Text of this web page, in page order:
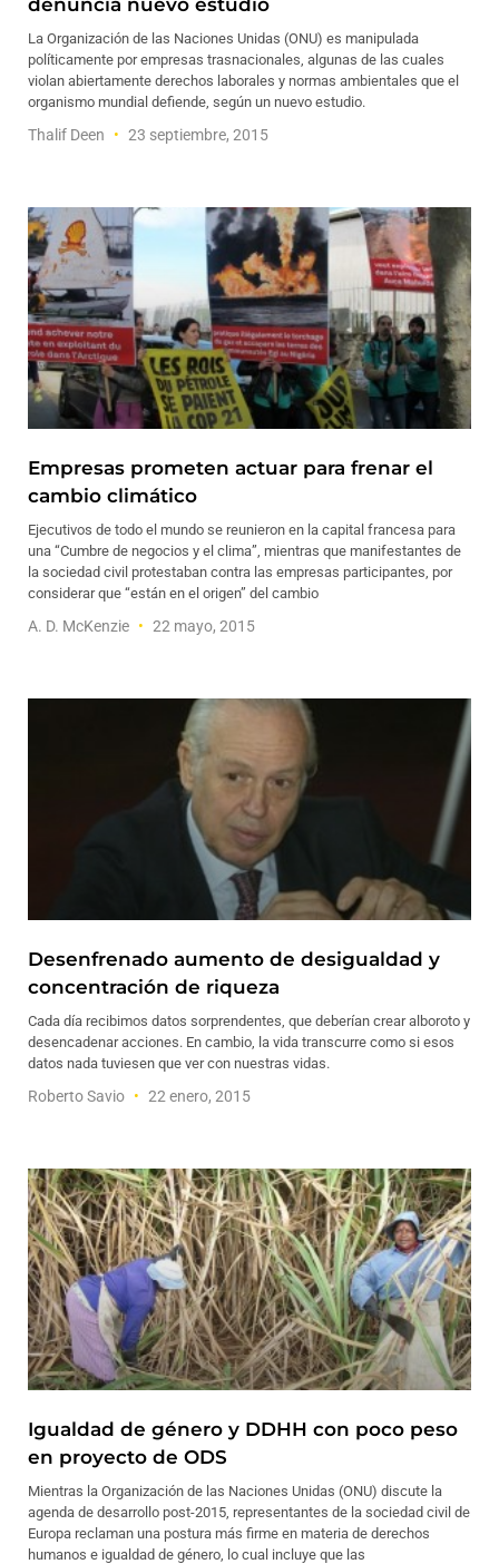
denuncia nuevo estudio
La Organización de las Naciones Unidas (ONU) es manipulada
políticamente por empresas trasnacionales, algunas de las cuales
violan abiertamente derechos laborales y normas ambientales que el
organismo mundial defiende, según un nuevo estudio.
Thalif Deen 23 septiembre, 2015
Empresas prometen actuar para frenar el
cambio climático
Ejecutivos de todo el mundo se reunieron en la capital francesa para
una “Cumbre de negocios y el clima”, mientras que manifestantes de
la sociedad civil protestaban contra las empresas participantes, por
considerar que “están en el origen” del cambio
A. D. McKenzie 22 mayo, 2015
Desenfrenado aumento de desigualdad y
concentración de riqueza
Cada día recibimos datos sorprendentes, que deberían crear alboroto y
desencadenar acciones. En cambio, la vida transcurre como si esos
datos nada tuviesen que ver con nuestras vidas.
Roberto Savio 22 enero, 2015
Igualdad de género y DDHH con poco peso
en proyecto de ODS
Mientras la Organización de las Naciones Unidas (ONU) discute la
agenda de desarrollo post-2015, representantes de la sociedad civil de
Europa reclaman una postura más firme en materia de derechos
humanos e igualdad de género, lo cual incluye que las